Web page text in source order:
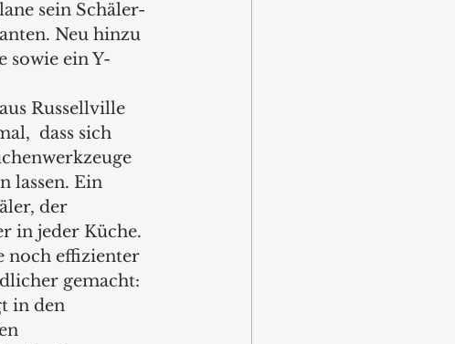
sein Schäler-
Neu hinzu
sowie ein Y-
Russellville
dass sich
lassen. Ein
der
in jeder Küche.
noch effizienter
gemacht:
in den